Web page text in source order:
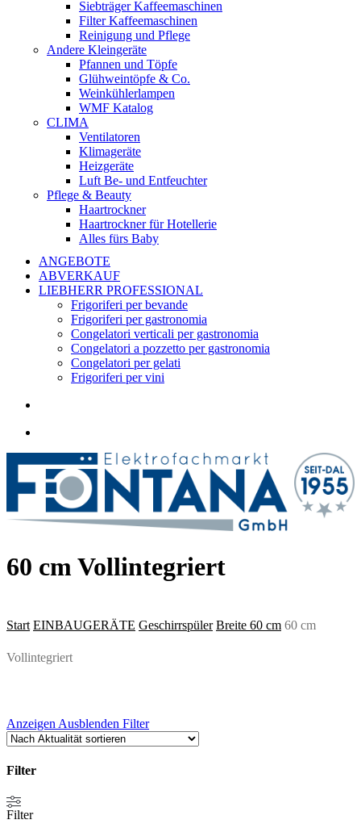
Siebträger Kaffeemaschinen
Filter Kaffeemaschinen
Reinigung und Pflege
Andere Kleingeräte
Pfannen und Töpfe
Glühweintöpfe & Co.
Weinkühlerlampen
WMF Katalog
CLIMA
Ventilatoren
Klimageräte
Heizgeräte
Luft Be- und Entfeuchter
Pflege & Beauty
Haartrockner
Haartrockner für Hotellerie
Alles fürs Baby
ANGEBOTE
ABVERKAUF
LIEBHERR PROFESSIONAL
Frigoriferi per bevande
Frigoriferi per gastronomia
Congelatori verticali per gastronomia
Congelatori a pozzetto per gastronomia
Congelatori per gelati
Frigoriferi per vini
60 cm Vollintegriert
Start EINBAUGERÄTE Geschirrspüler Breite 60 cm 60 cm
Vollintegriert
Anzeigen Ausblenden Filter
Filter
Filter
schließen
Filter